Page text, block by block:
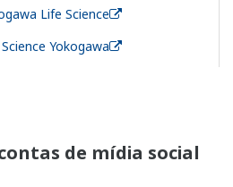
Life Science
Yokogawa
de mídia social